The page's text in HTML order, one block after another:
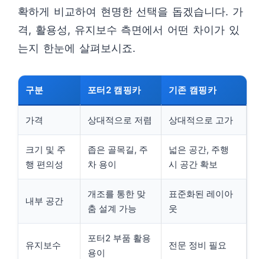
확하게 비교하여 현명한 선택을 돕겠습니다. 가
격, 활용성, 유지보수 측면에서 어떤 차이가 있
는지 한눈에 살펴보시죠.
구분 포터2 캠핑카 기존 캠핑카
가격 상대적으로 저렴 상대적으로 고가
크기 및 주
행 편의성
좁은 골목길, 주
차 용이
넓은 공간, 주행
시 공간 확보
내부 공간
개조를 통한 맞
춤 설계 가능
표준화된 레이아
웃
유지보수
포터2 부품 활용
용이
전문 정비 필요